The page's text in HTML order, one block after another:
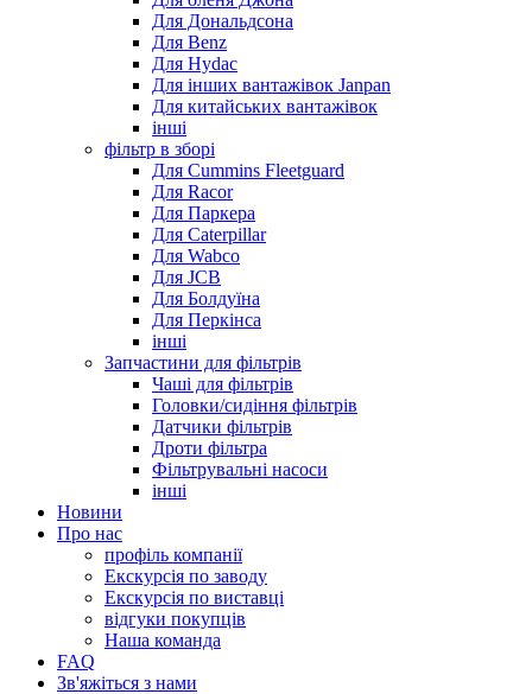
Для Дональдсона
Для Benz
Для Hydac
Для інших вантажівок Janpan
Для китайських вантажівок
інші
фільтр в зборі
Для Cummins Fleetguard
Для Racor
Для Паркера
Для Caterpillar
Для Wabco
Для JCB
Для Болдуїна
Для Перкінса
інші
Запчастини для фільтрів
Чаші для фільтрів
Головки/сидіння фільтрів
Датчики фільтрів
Дроти фільтра
Фільтрувальні насоси
інші
Новини
Про нас
профіль компанії
Екскурсія по заводу
Екскурсія по виставці
відгуки покупців
Наша команда
FAQ
Зв'яжіться з нами